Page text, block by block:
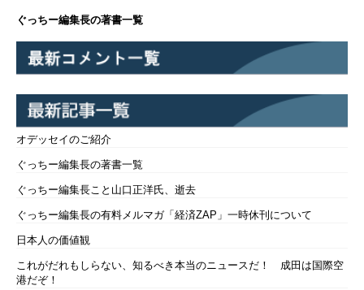
ぐっちー編集長の著書一覧
オデッセイのご紹介
ぐっちー編集長の著書一覧
ぐっちー編集長こと山口正洋氏、逝去
ぐっちー編集長の有料メルマガ「経済ZAP」一時休刊について
日本人の価値観
これがだれもしらない、知るべき本当のニュースだ！ 成田は国際空
港だぞ！